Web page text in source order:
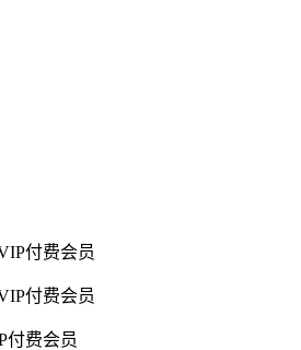
付费会员
付费会员
付费会员